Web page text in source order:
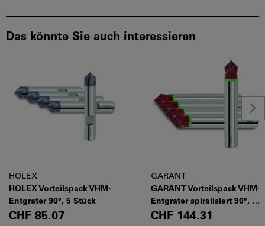
Das könnte Sie auch interessieren
HOLEX
HOLEX Vorteilspack VHM-
Entgrater 90°, 5 Stück
CHF 85.07
GARANT
GARANT Vorteilspack VHM-
Entgrater spiralisiert 90°, 5
Stück
CHF 144.31